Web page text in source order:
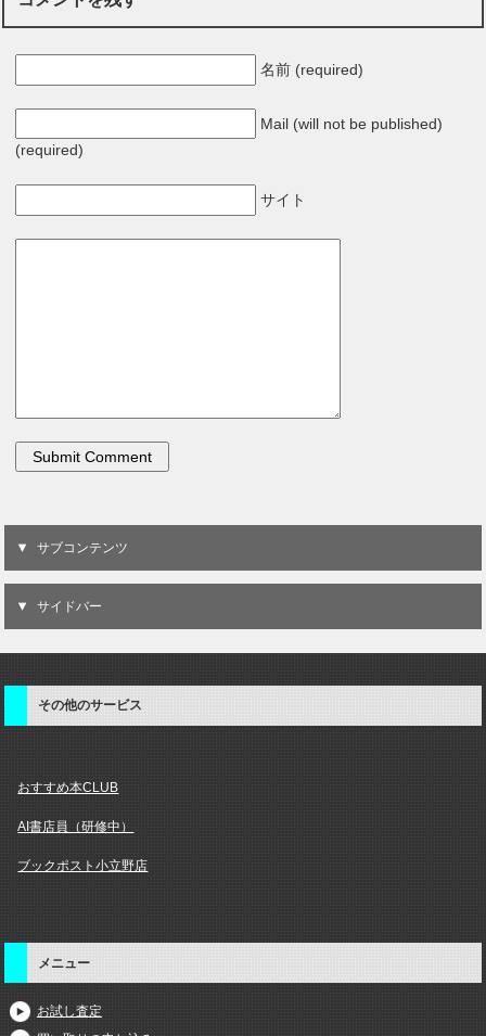
名前 (required)
Mail (will not be published)
(required)
サイト
サブコンテンツ
サイドバー
その他のサービス
おすすめ本CLUB
AI書店員（研修中）
ブックポスト小立野店
メニュー
お試し査定